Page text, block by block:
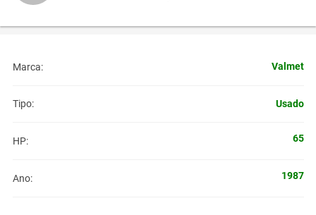
Marca: Valmet
Tipo: Usado
HP: 65
Ano: 1987